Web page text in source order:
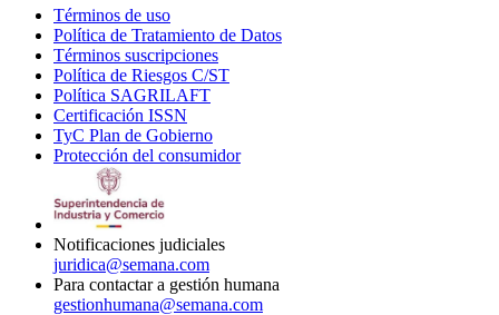
Términos de uso
in
new
window
Política de Tratamiento de Datos
Términos suscripciones
in
Política de Riesgos C/ST
Política SAGRILAFT
new
window
Certificación ISSN
in
new
TyC Plan de Gobierno
in
Protección del consumidorOpens
Notificaciones judiciales
juridica@semana.com
Para contactar a gestión humana
gestionhumana@semana.com